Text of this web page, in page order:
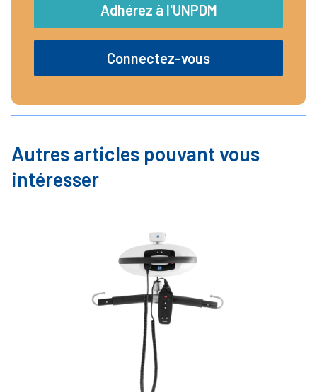
Adhérez à l'UNPDM
Connectez-vous
Autres articles pouvant vous
intéresser